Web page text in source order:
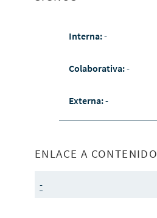
Interna:-
Colaborativa:-
Externa:-
ENLACE A CONTENIDO
-